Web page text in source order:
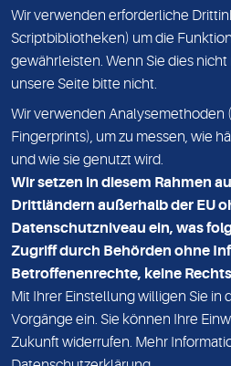
Namen des Fremdlabors mit. Mit
Fremdlaborleistung erklären Sie
Vereinbarung einverstanden.
DATENSCHUTZ
KONTAKT
NEWSLETTER
ADRESSE
MVZ Medizinisches Labor Nord
Essener Straße 108
22419 Hamburg
Wir verwenden erforderliche
Scriptbibliotheken) um die
gewährleisten. Wenn Sie dies
unsere Seite bitte nicht.
Wir verwenden Analysemethoden
Fingerprints), um zu messen, wie
und wie sie genutzt wird.
Wir setzen in diesem Rahmen
Drittländern außerhalb der EU
Datenschutzniveau ein, was
Zugriff durch Behörden ohne
Betroffenenrechte, keine
Mit Ihrer Einstellung willigen Sie in
Vorgänge ein. Sie können Ihre
Zukunft widerrufen. Mehr